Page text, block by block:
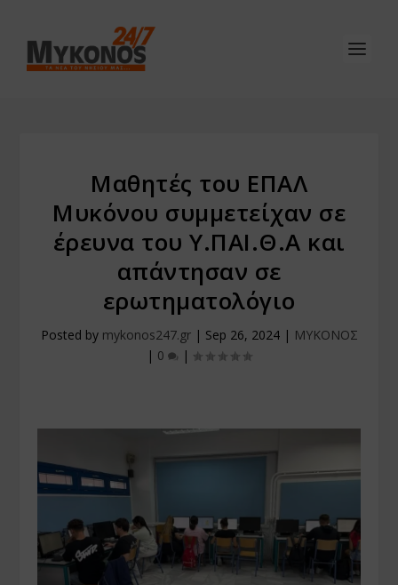
Μαθητές του ΕΠΑΛ
Μυκόνου συμμετείχαν σε
έρευνα του Υ.ΠΑΙ.Θ.Α και
απάντησαν σε
ερωτηματολόγιο
Posted by mykonos247.gr| Sep 26, 2024| ΜΥΚΟΝΟΣ
| 0 |